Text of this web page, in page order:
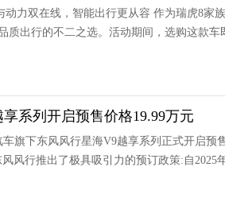
动力双在线，智能出行更从容 作为瑞虎8家
质出行的不二之选。活动期间，选购这款车
系列开启预售价格19.99万元
车旗下东风风行星海V9越享系列正式开启预
风行推出了极具吸引力的预订政策:自2025